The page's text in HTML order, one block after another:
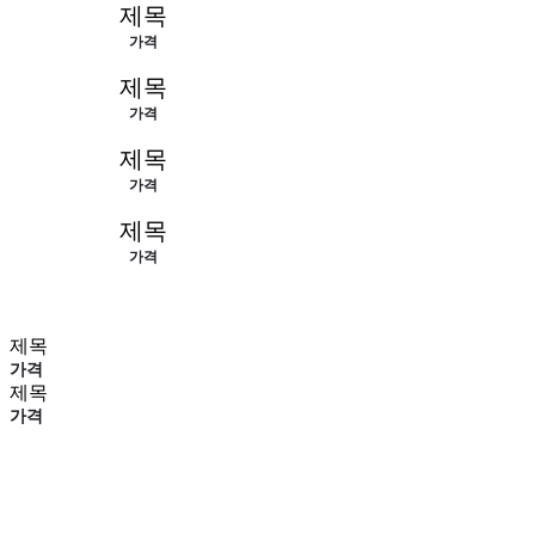
제목
가격
제목
가격
제목
가격
제목
가격
제목
가격
제목
가격